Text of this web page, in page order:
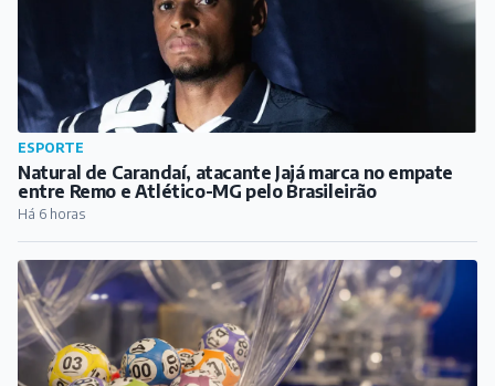
VARIEDADES
Um número separou barbacenense de prêmio de mais
de meio milhão na Lotofácil
Há 7 horas